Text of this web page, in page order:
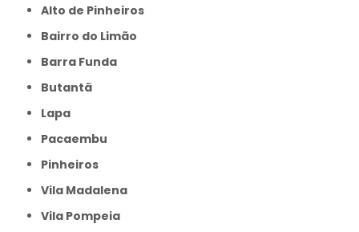
Alto de Pinheiros
Bairro do Limão
Barra Funda
Butantã
Lapa
Pacaembu
Pinheiros
Vila Madalena
Vila Pompeia